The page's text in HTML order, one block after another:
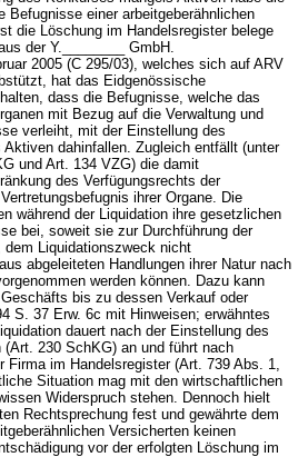
Befugnisse einer arbeitgeberähnlichen
die Löschung im Handelsregister belege
der Y.________ GmbH.
2005 (C 295/03), welches sich auf ARV
hat das Eidgenössische
dass die Befugnisse, welche das
mit Bezug auf die Verwaltung und
verleiht, mit der Einstellung des
Aktiven dahinfallen. Zugleich entfällt (unter
und Art. 134 VZG) die damit
des Verfügungsrechts der
ihrer Organe. Die
während der Liquidation ihre gesetzlichen
bei, soweit sie zur Durchführung der
dem Liquidationszweck nicht
abgeleiteten Handlungen ihrer Natur nach
werden können. Dazu kann
bis zu dessen Verkauf oder
S. 37 Erw. 6c mit Hinweisen; erwähntes
dauert nach der Einstellung des
(Art. 230 SchKG) an und führt nach
Firma im Handelsregister (Art. 739 Abs. 1,
Situation mag mit den wirtschaftlichen
Widerspruch stehen. Dennoch hielt
Rechtsprechung fest und gewährte dem
Versicherten keinen
vor der erfolgten Löschung im